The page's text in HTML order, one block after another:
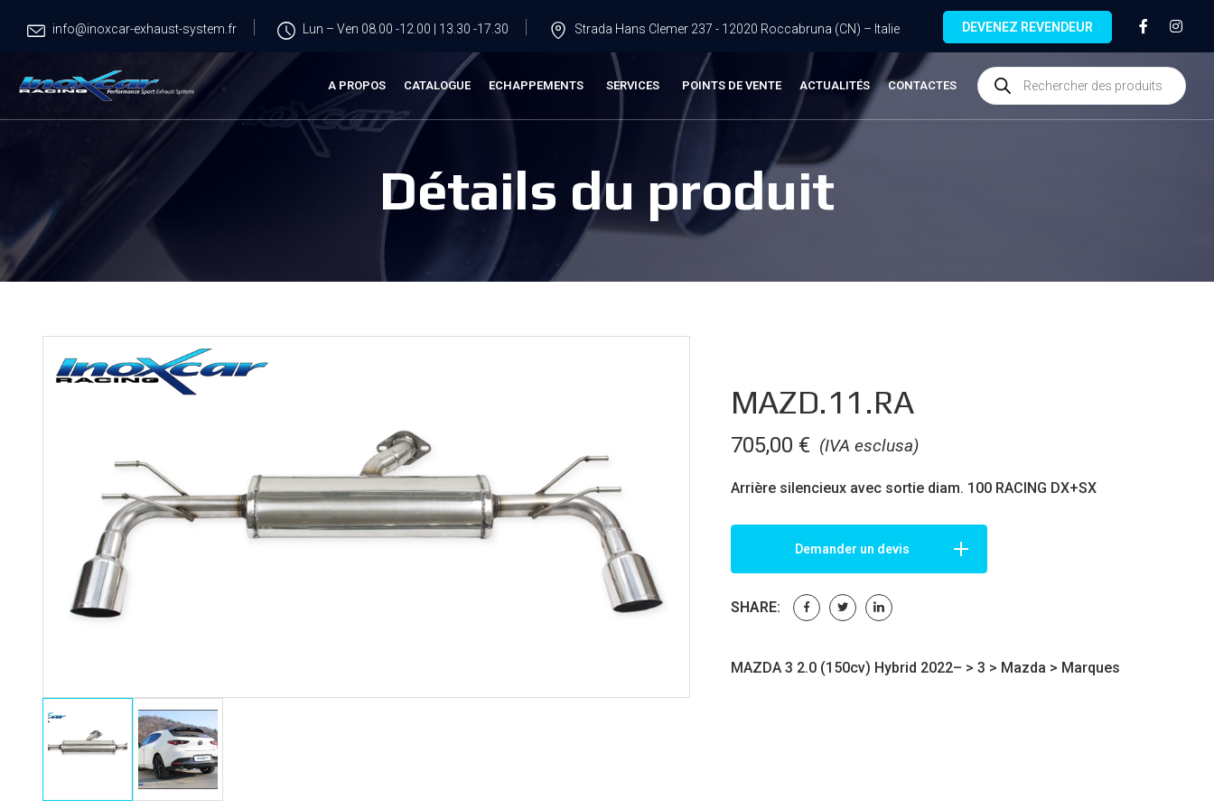
info@inoxcar-exhaust-system.fr Lun – Ven 08.00 -12.00 | 13.30 -17.30 Strada Hans Clemer 237 - 12020 Roccabruna (CN) – Italie DEVENEZ REVENDEUR
A PROPOS CATALOGUE ECHAPPEMENTS SERVICES POINTS DE VENTE ACTUALITÉS CONTACTES
Détails du produit
MAZD.11.RA
(IVA esclusa)
705,00 €
Arrière silencieux avec sortie diam. 100 RACING DX+SX
Demander un devis
SHARE:
MAZDA 3 2.0 (150cv) Hybrid 2022– > 3 > Mazda > Marques